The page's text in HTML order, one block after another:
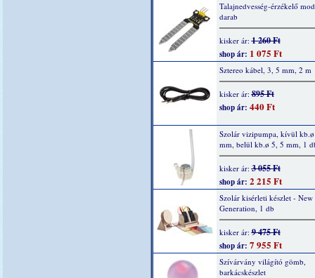
Talajnedvesség-érzékelő
darab
kisker ár:1 260 Ft
shop ár: 1 075 Ft
Sztereo kábel, 3, 5 mm, 2 m
kisker ár:895 Ft
shop ár: 440 Ft
Szolár vizipumpa, kívül
mm, belül kb.ø 5, 5 mm, 1
kisker ár:3 055 Ft
shop ár: 2 215 Ft
Szolár kisérleti készlet - New
Generation, 1 db
kisker ár:9 475 Ft
shop ár: 7 955 Ft
Szívárvány világító gömb,
barkácskészlet